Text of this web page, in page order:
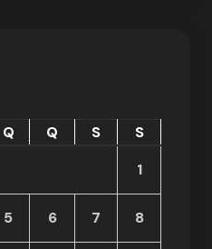
Q Q S
S
1
5 6 7 8